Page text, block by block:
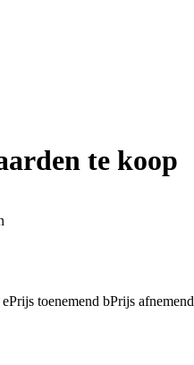
te koop
ePrijs toenemend bPrijs afnemend